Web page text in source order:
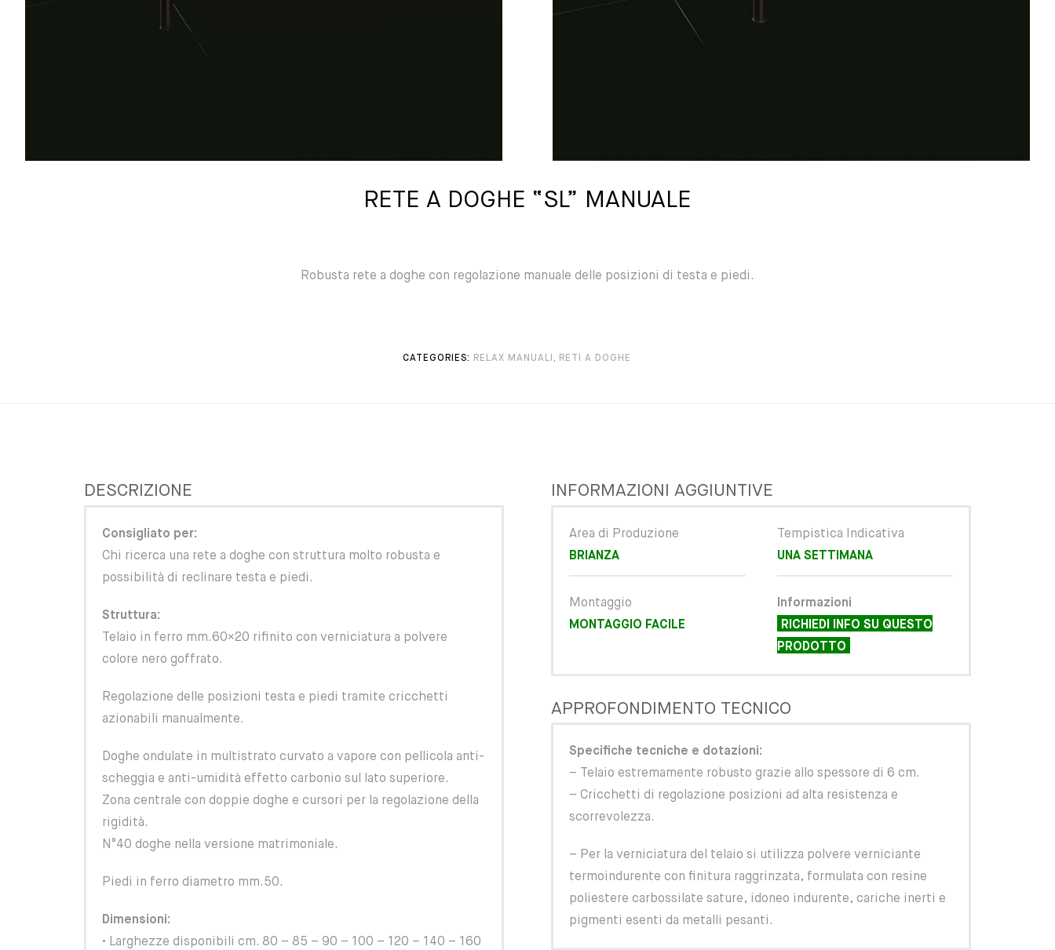
RETE A DOGHE “SL” MANUALE
Robusta rete a doghe con regolazione manuale delle posizioni di testa e piedi.
CATEGORIES: RELAX MANUALI , RETI A DOGHE
DESCRIZIONE
Consigliato per:
Chi ricerca una rete a doghe con struttura molto robusta e
possibilità di reclinare testa e piedi.
Struttura:
Telaio in ferro mm.60×20 rifinito con verniciatura a polvere
colore nero goffrato.
Regolazione delle posizioni testa e piedi tramite cricchetti
azionabili manualmente.
Doghe ondulate in multistrato curvato a vapore con pellicola anti-
scheggia e anti-umidità effetto carbonio sul lato superiore.
Zona centrale con doppie doghe e cursori per la regolazione della
rigidità.
N°40 doghe nella versione matrimoniale.
Piedi in ferro diametro mm.50.
Dimensioni:
• Larghezze disponibili cm. 80 – 85 – 90 – 100 – 120 – 140 – 160
INFORMAZIONI AGGIUNTIVE
Area di Produzione
BRIANZA
Montaggio
MONTAGGIO FACILE
Tempistica Indicativa
UNA SETTIMANA
Informazioni
RICHIEDI INFO SU QUESTO
PRODOTTO
APPROFONDIMENTO TECNICO
Specifiche tecniche e dotazioni:
– Telaio estremamente robusto grazie allo spessore di 6 cm.
– Cricchetti di regolazione posizioni ad alta resistenza e
scorrevolezza.
– Per la verniciatura del telaio si utilizza polvere verniciante
termoindurente con finitura raggrinzata, formulata con resine
poliestere carbossilate sature, idoneo indurente, cariche inerti e
pigmenti esenti da metalli pesanti.